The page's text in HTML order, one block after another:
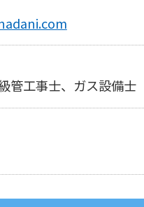
管工事士、ガス設備士